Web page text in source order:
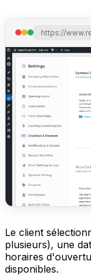
Le client
plusieurs), une
horaires
disponibles.